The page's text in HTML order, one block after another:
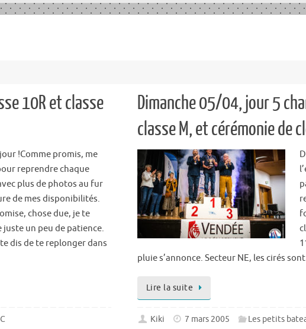
10R et classe
!Comme promis, me
reprendre chaque
plus de photos au fur
de mes disponibilités.
chose due, je te
juste un peu de patience.
dis de te replonger dans
Dimanche 05/04, jour 5
classe M, et cérémonie de
pluie s’annonce. Secteur NE, les cirés
Lire la suite
Kiki 7 mars 2005
Les petits